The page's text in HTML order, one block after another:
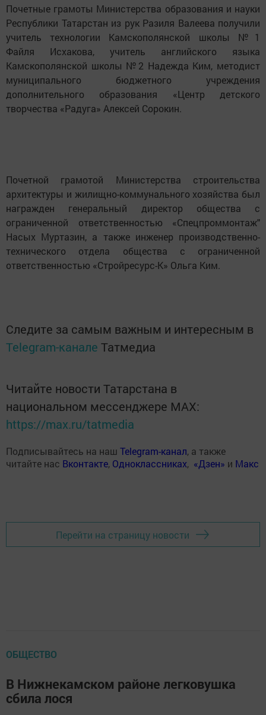
Почетные грамоты Министерства образования и науки
Республики Татарстан из рук Разиля Валеева получили
учитель технологии Камскополянской школы №1
Файля
Исхакова, учитель английского языка
Камскополянской школы №2 Надежда Ким, методист
муниципального бюджетного учреждения
дополнительного образования «Центр детского
творчества «Радуга» Алексей Сорокин.
Почетной грамотой Министерства строительства
архитектуры и жилищно-коммунального хозяйства был
награжден генеральный директор общества с
ограниченной ответственностью «Спецпроммонтаж"
Насых Муртазин, а также инженер производственно-
технического отдела общества с ограниченной
ответственностью «Стройресурс-К» Ольга Ким.
Следите за самым важным и интересным в
Telegram-канале Татмедиа
Читайте новости Татарстана в
национальном мессенджере MАХ:
https://max.ru/tatmedia
Подписывайтесь на наш Telegram-канал, а также
читайте нас Вконтакте, Одноклассниках, «Дзен» и Макс
Перейти на страницу новости
ОБЩЕСТВО
В Нижнекамском районе легковушка
сбила лося